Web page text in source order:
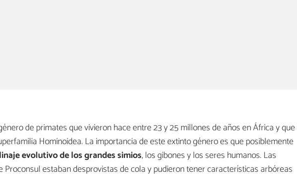
de primates que vivieron hace entre 23 y 25 millones de años en África y que
Hominoidea. La importancia de este extinto género es que posiblemente
evolutivo de los grandes simios, los gibones y los seres humanos. Las
Proconsul estaban desprovistas de cola y pudieron tener características arbóreas